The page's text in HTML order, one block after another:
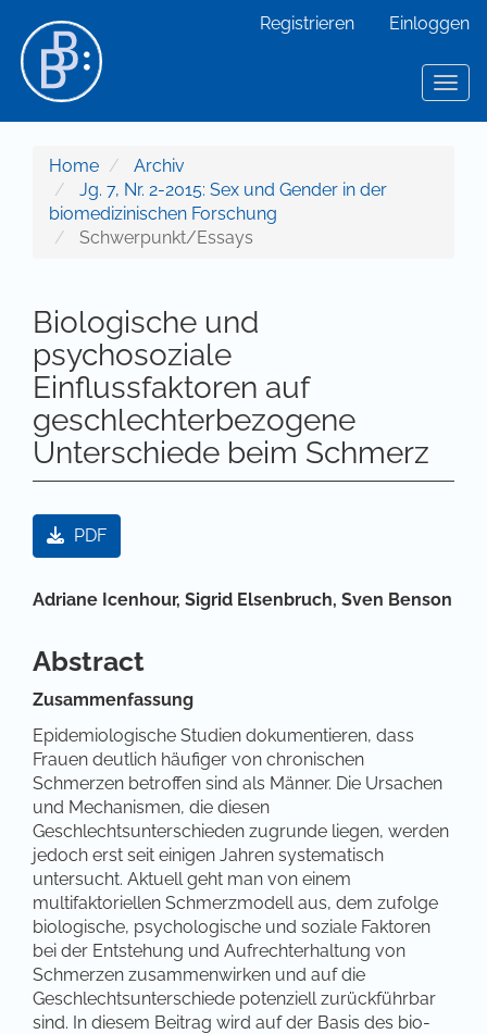
Hauptinhalt
Sidebar
Registrieren Einloggen
Home
Archiv
Jg. 7, Nr. 2-2015: Sex und Gender in der
biomedizinischen Forschung
Schwerpunkt/Essays
Biologische und
psychosoziale
Einflussfaktoren auf
geschlechterbezogene
Unterschiede beim Schmerz
Artikel-Sidebar
PDF
Hauptsächlicher Artikelinhalt
Adriane Icenhour, Sigrid Elsenbruch, Sven Benson
Abstract
Zusammenfassung
Epidemiologische Studien dokumentieren, dass
Frauen deutlich häufiger von chronischen
Schmerzen betroffen sind als Männer. Die Ursachen
und Mechanismen, die diesen
Geschlechtsunterschieden zugrunde liegen, werden
jedoch erst seit einigen Jahren systematisch
untersucht. Aktuell geht man von einem
multifaktoriellen Schmerzmodell aus, dem zufolge
biologische, psychologische und soziale Faktoren
bei der Entstehung und Aufrechterhaltung von
Schmerzen zusammenwirken und auf die
Geschlechtsunterschiede potenziell zurückführbar
sind. In diesem Beitrag wird auf der Basis des bio-